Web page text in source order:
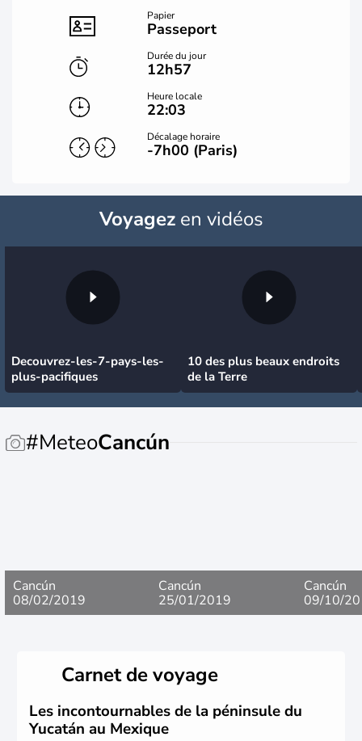
Papier
Passeport
Durée du jour
12h57
Heure locale
22:03
Décalage horaire
-7h00 (Paris)
Voyagezen vidéos
Decouvrez-les-7-pays-les-
plus-pacifiques
10 des plus beaux endroits
de la Terre
#MeteoCancún
Cancún
08/02/2019
Cancún
25/01/2019
Cancún
09/10/
Carnet de voyage
Les incontournables de la péninsule du
Yucatán au Mexique